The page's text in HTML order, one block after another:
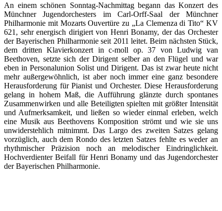
An einem schönen Sonntag-Nachmittag begann das Konzert des
Münchner Jugendorchesters im Carl-Orff-Saal der Münchner
Philharmonie mit Mozarts Ouvertüre zu „La Clemenza di Tito“ KV
621, sehr energisch dirigiert von Henri Bonamy, der das Orchester
der Bayerischen Philharmonie seit 2011 leitet. Beim nächsten Stück,
dem dritten Klavierkonzert in c-moll op. 37 von Ludwig van
Beethoven, setzte sich der Dirigent selber an den Flügel und war
eben in Personalunion Solist und Dirigent. Das ist zwar heute nicht
mehr außergewöhnlich, ist aber noch immer eine ganz besondere
Herausforderung für Pianist und Orchester. Diese Herausforderung
gelang in hohem Maß, die Aufführung glänzte durch spontanes
Zusammenwirken und alle Beteiligten spielten mit größter Intensität
und Aufmerksamkeit, und ließen so wieder einmal erleben, welch
eine Musik aus Beethovens Komposition strömt und wie sie uns
unwiderstehlich mitnimmt. Das Largo des zweiten Satzes gelang
vorzüglich, auch dem Rondo des letzten Satzes fehlte es weder an
rhythmischer Präzision noch an melodischer Eindringlichkeit.
Hochverdienter Beifall für Henri Bonamy und das Jugendorchester
der Bayerischen Philharmonie.